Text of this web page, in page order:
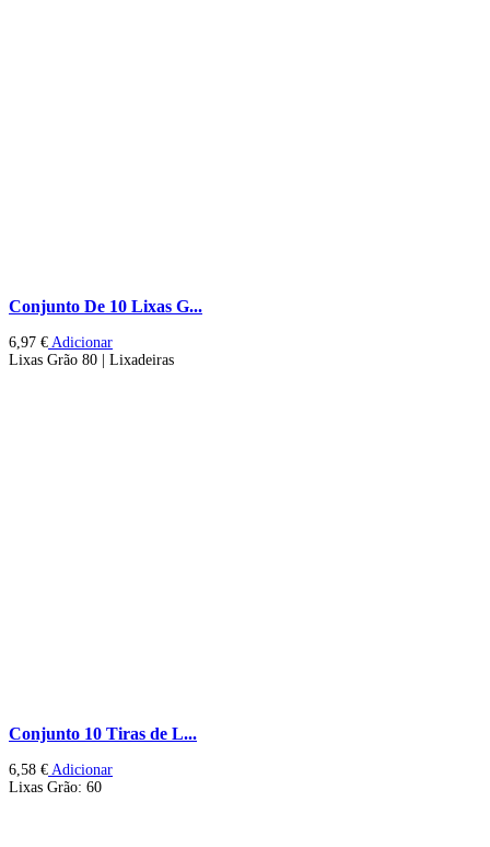
Conjunto De 10 Lixas G...
6,97 € Adicionar
Lixas Grão 80 | Lixadeiras
Conjunto 10 Tiras de L...
6,58 € Adicionar
Lixas Grão: 60